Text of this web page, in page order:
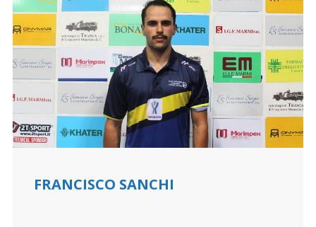
FRANCISCO SANCHI